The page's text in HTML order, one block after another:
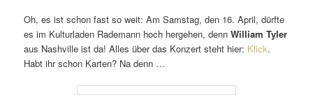
Oh, es ist schon fast so weit: Am Samstag, den 16. April, dürfte
es im Kulturladen Rademann hoch hergehen, dennWilliam Tyler
aus Nashville ist da! Alles über das Konzert steht hier: Klick.
Habt ihr schon Karten? Na denn …